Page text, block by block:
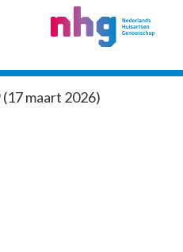
maart 2026)